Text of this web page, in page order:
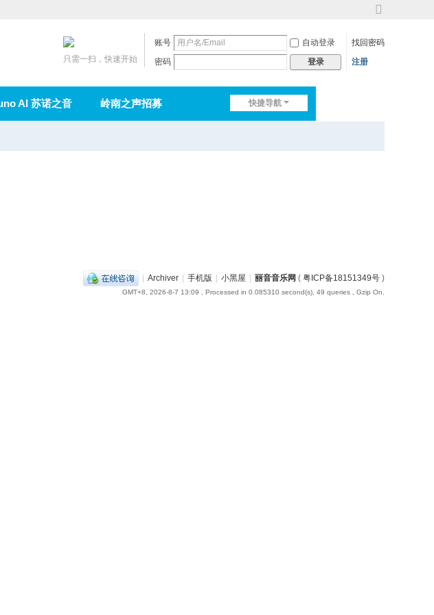
到
账号 自动登录
找回密码
密码
登录 注册
只需一扫，快速开始
快捷导航
AI 苏诺之音 岭南之声招募
| Archiver | 手机版 | 小黑屋 | 丽音音乐网 ( 粤ICP备18151349号 )
GMT+8, 2026-8-7 13:09 , Processed in 0.085310 second(s), 49 queries , Gzip On.